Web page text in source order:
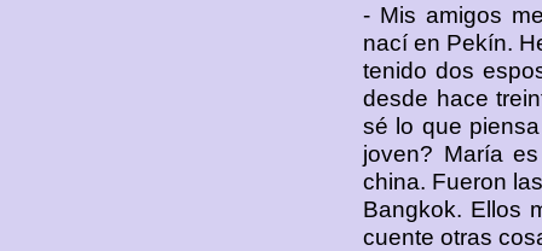
- Mis amigos
nací en Pekín.
tenido dos
desde hace
sé lo que
joven? María
china. Fueron
Bangkok. Ellos
cuente otras